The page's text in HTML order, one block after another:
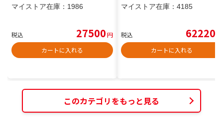
マイストア在庫： 1986
税込 27500円
カートに入れる
マイストア在庫： 4185
税込 62220
カートに入れる
このカテゴリをもっと見る